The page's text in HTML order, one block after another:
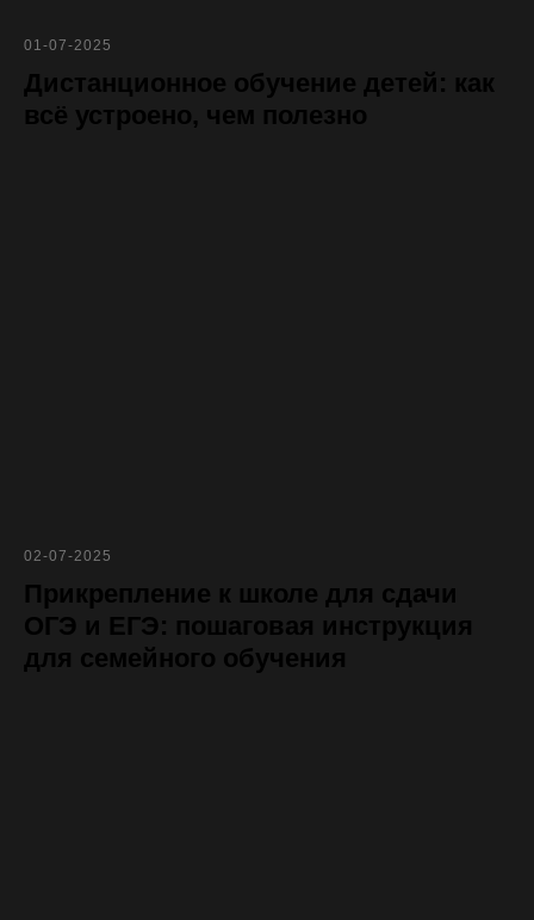
01-07-2025
Дистанционное обучение детей: как
всё устроено, чем полезно
02-07-2025
Прикрепление к школе для сдачи
ОГЭ и ЕГЭ: пошаговая инструкция
для семейного обучения